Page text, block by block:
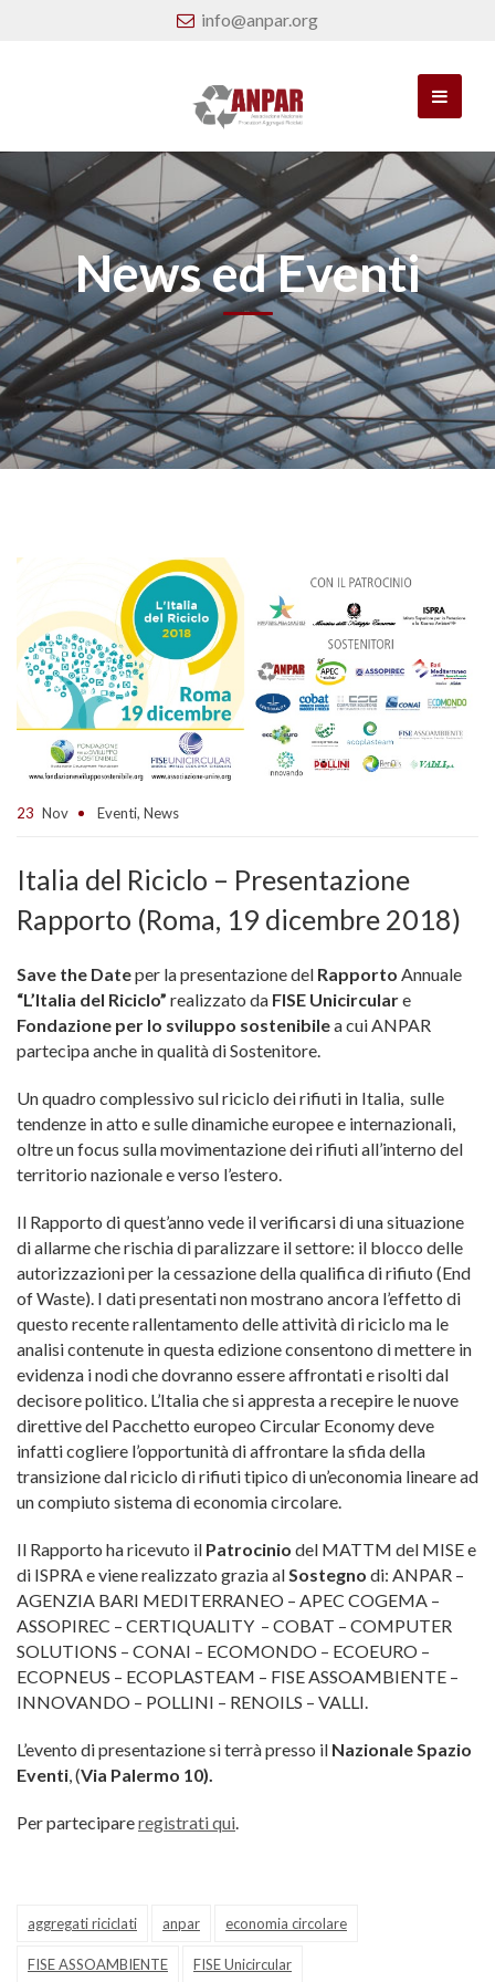
info@anpar.org
News ed Eventi
23 Nov Eventi, News
Italia del Riciclo – Presentazione
Rapporto (Roma, 19 dicembre 2018)
Save the Dateper la presentazione del Rapporto Annuale
“L’Italia del Riciclo” realizzato da FISE Unicirculare
Fondazione per lo sviluppo sostenibilea cui ANPAR
partecipa anche in qualità di Sostenitore.
Un quadro complessivo sul riciclo dei rifiuti in Italia, sulle
tendenze in atto e sulle dinamiche europee e internazionali,
oltre un focus sulla movimentazione dei rifiuti all’interno del
territorio nazionale e verso l’estero.
Il Rapporto di quest’anno vede il verificarsi di una situazione
di allarme che rischia di paralizzare il settore: il blocco delle
autorizzazioni per la cessazione della qualifica di rifiuto (End
of Waste). I dati presentati non mostrano ancora l’effetto di
questo recente rallentamento delle attività di riciclo ma le
analisi contenute in questa edizione consentono di mettere in
evidenza i nodi che dovranno essere affrontati e risolti dal
decisore politico. L’Italia che si appresta a recepire le nuove
direttive del Pacchetto europeo Circular Economy deve
infatti cogliere l’opportunità di affrontare la sfida della
transizione dal riciclo di rifiuti tipico di un’economia lineare ad
un compiuto sistema di economia circolare.
Il Rapporto ha ricevuto il Patrocinio del MATTM del MISE e
di ISPRA e viene realizzato grazia al Sostegno di: ANPAR –
AGENZIA BARI MEDITERRANEO – APEC COGEMA –
ASSOPIREC – CERTIQUALITY – COBAT – COMPUTER
SOLUTIONS – CONAI – ECOMONDO – ECOEURO –
ECOPNEUS – ECOPLASTEAM – FISE ASSOAMBIENTE –
INNOVANDO – POLLINI – RENOILS – VALLI.
L’evento di presentazione si terrà presso il Nazionale Spazio
Eventi , (Via Palermo 10).
Per partecipareregistrati qui
aggregati riciclati anpar economia circolare
FISE ASSOAMBIENTE FISE Unicircular